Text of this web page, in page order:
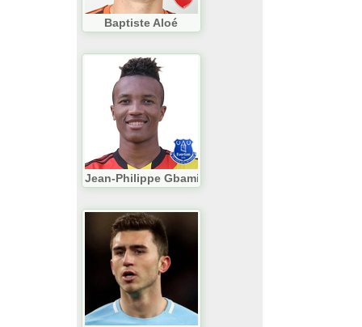
Baptiste Aloé
Jean-Philippe Gbamin